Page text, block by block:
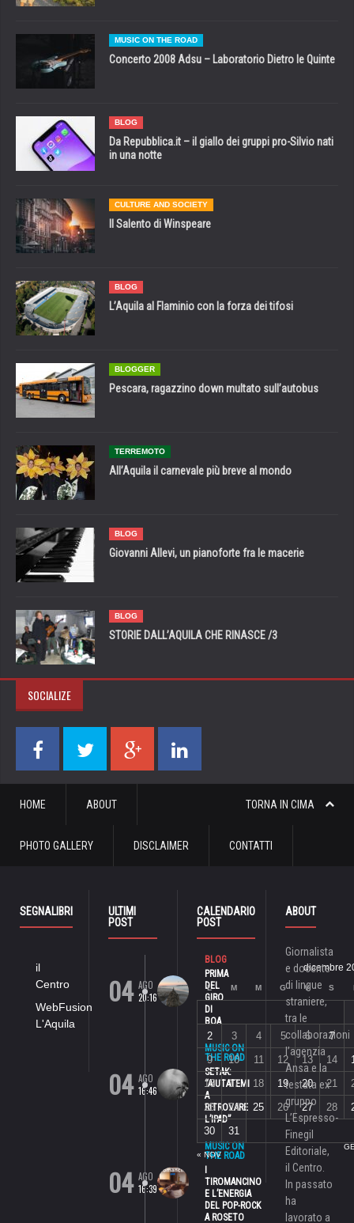
MUSIC ON THE ROAD
Concerto 2008 Adsu – Laboratorio Dietro le Quinte
BLOG
Da Repubblica.it – il giallo dei gruppi pro-Silvio nati
in una notte
CULTURE AND SOCIETY
Il Salento di Winspeare
BLOG
L’Aquila al Flaminio con la forza dei tifosi
BLOGGER
Pescara, ragazzino down multato sull’autobus
TERREMOTO
All’Aquila il carnevale più breve al mondo
BLOG
Giovanni Allevi, un pianoforte fra le macerie
BLOG
STORIE DALL’AQUILA CHE RINASCE /3
SOCIALIZE
TORNA IN CIMA
HOME ABOUT
PHOTO GALLERY DISCLAIMER CONTATTI
SEGNALIBRI
il
Centro
WebFusion
L'Aquila
ULTIMI
POST
04 AGO
20:16
BLOG
PRIMA
DEL
GIRO
DI
BOA
04 AGO
16:46
MUSIC ON
THE ROAD
SETAK:
“AIUTATEMI
A
RITROVARE
L’IPAD”
04 AGO
16:39
MUSIC ON
THE ROAD
I
TIROMANCINO
E L’ENERGIA
DEL POP-ROCK
A ROSETO
CALENDARIO
POST
dicembre
L M M G V S
« NOV
2
3 4 5 6 7
9
10 11 12 13 14
16
17 18 19 20 21
23
24 25 26 27 28
30
31
ABOUT
Giornalista
e docente
di lingue
straniere,
tra le
collaborazioni
l’agenzia
Ansa e la
testata ex
gruppo
L’Espresso-
Finegil
Editoriale,
il Centro.
In passato
ha
lavorato a